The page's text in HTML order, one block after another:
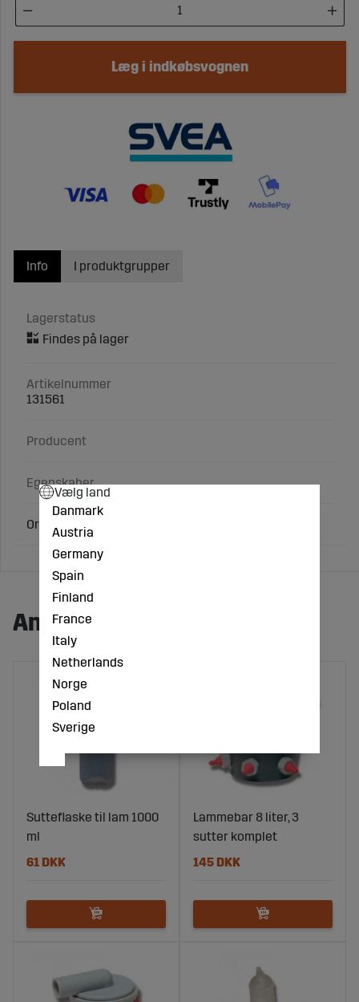
Læg i indkøbsvognen
Info
Lagerstatus
Artikelnummer
131561
Producent
Egenskaber
Originalsutten til kalvebar.
I produktgrupper
Andre købte også:
Sutteflaske til lam 1000
ml
61 DKK
Lammebar 8 liter, 3
sutter komplet
145 DKK
Vælg land
Danmark
Austria
Germany
Spain
Finland
France
Italy
Netherlands
Norge
Poland
Sverige